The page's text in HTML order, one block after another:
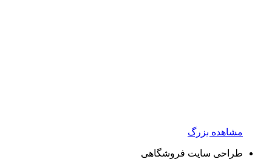
مشاهده بزرگ
طراحی سایت فروشگاهی